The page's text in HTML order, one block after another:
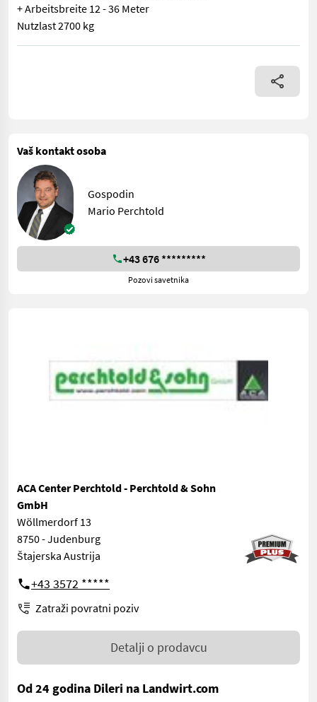
+ Arbeitsbreite 12 - 36 Meter
Nutzlast 2700 kg
Sulky DW 30 Wiegestreuer + sehr schöner Zustand +
Vaš kontakt osoba
Gospodin
Mario Perchtold
+43 676 *********
Pozovi savetnika
ACA Center Perchtold - Perchtold & Sohn
GmbH
Wöllmerdorf 13
8750 - Judenburg
Štajerska Austrija
+43 3572 *****
Zatraži povratni poziv
Detalji o prodavcu
Od 24 godina Dileri na Landwirt.com